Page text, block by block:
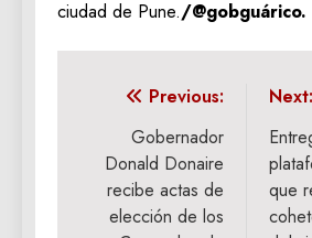
ciudad de Pune./@gobguárico.
Navegación
entradas
Previous:
Gobernador
Donald Donaire
recibe actas de
elección de los
Next:
que